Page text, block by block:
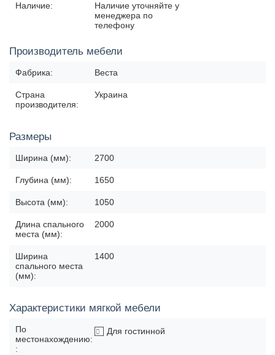
Наличие:
Наличие уточняйте у
менеджера по
телефону
Производитель мебели
Фабрика: Веста
Страна
производителя:
Украина
Размеры
Ширина (мм): 2700
Глубина (мм): 1650
Высота (мм): 1050
Длина спального
места (мм):
2000
Ширина
спального места
(мм):
1400
Характеристики мягкой мебели
По
местонахождению:
:
Для гостинной